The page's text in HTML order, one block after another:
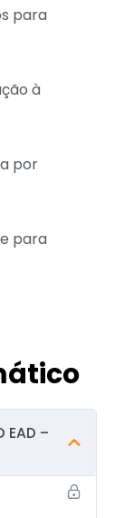
para
à
por
para
EAD –